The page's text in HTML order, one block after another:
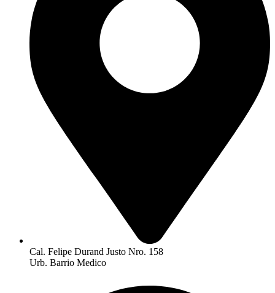
Cal. Felipe Durand Justo Nro. 158
Urb. Barrio Medico